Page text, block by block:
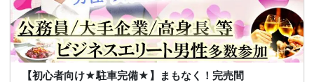
【初心者向け★駐車完備★】まもなく！完売間